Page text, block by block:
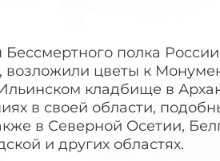
Бессмертного полка
возложили цветы к
кладбище в
в своей области,
в Северной Осетии,
и других областях.